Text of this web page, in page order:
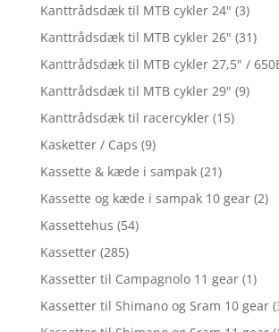
Kanttrådsdæk til MTB cykler 24" (3)
Kanttrådsdæk til MTB cykler 26" (31)
Kanttrådsdæk til MTB cykler 27,5" /
Kanttrådsdæk til MTB cykler 29" (9)
Kanttrådsdæk til racercykler (15)
Kasketter / Caps (9)
Kassette & kæde i sampak (21)
Kassette og kæde i sampak 10 gear (2)
Kassettehus (54)
Kassetter (285)
Kassetter til Campagnolo 11 gear (1)
Kassetter til Shimano og Sram 10 gear